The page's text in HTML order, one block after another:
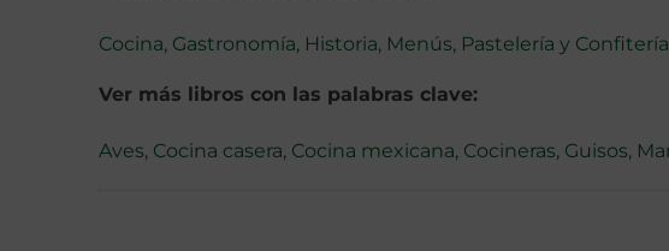
Cocina, Gastronomía, Historia, Menús, Pastelería y Confitería
Ver más libros con las palabras clave:
Aves, Cocina casera, Cocina mexicana, Cocineras, Guisos,